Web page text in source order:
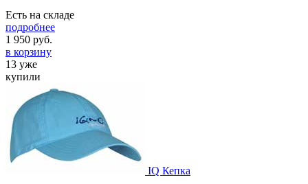
Есть на складе
подробнее
1 950 руб.
в корзину
13 уже
купили
IQ Кепка